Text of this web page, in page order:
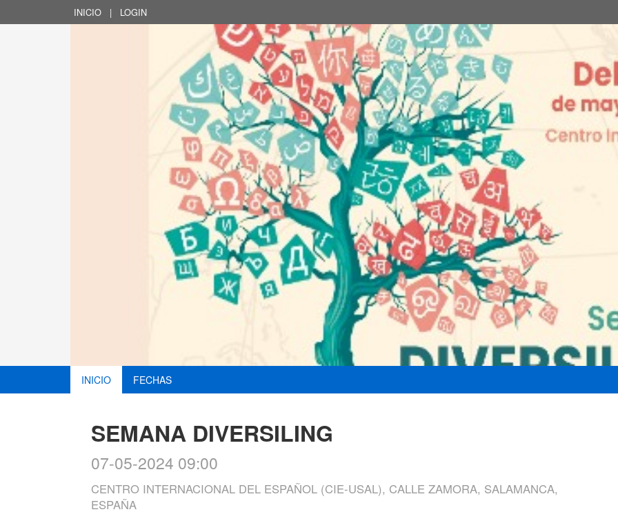
INICIO | LOGIN
INICIO FECHAS
SEMANA DIVERSILING
07-05-2024 09:00
CENTRO INTERNACIONAL DEL ESPAÑOL (CIE-USAL), CALLE ZAMORA, SALAMANCA,
ESPAÑA